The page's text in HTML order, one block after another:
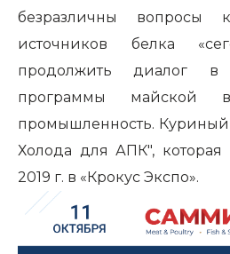
безразличны вопросы
источников белка
продолжить диалог в
программы майской
промышленность.
Холода для АПК",
2019 г. в «Крокус Экспо».